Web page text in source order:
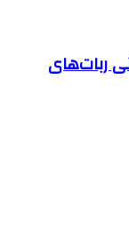
ربات‌های